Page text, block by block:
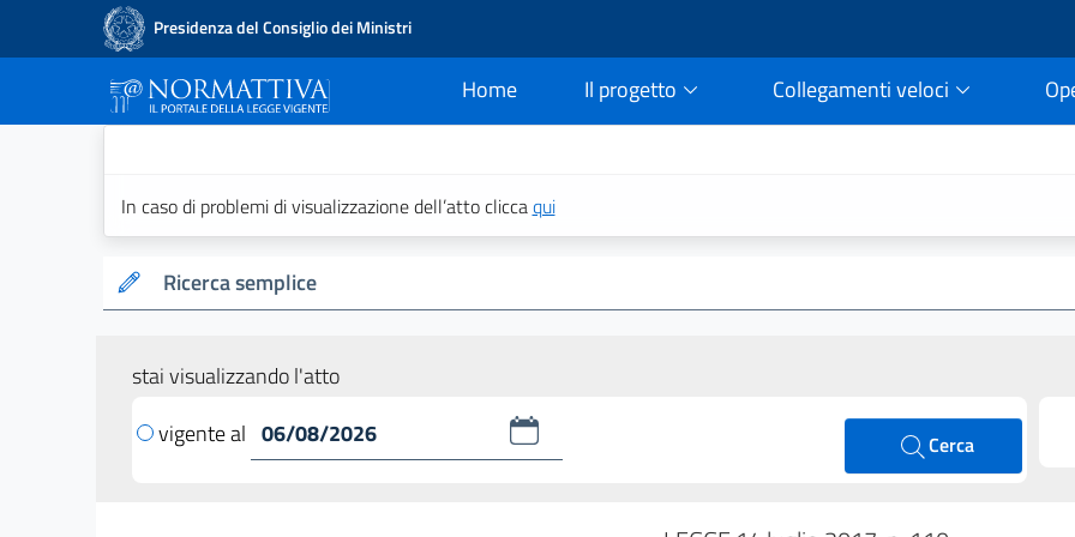
Presidenza del Consiglio dei Ministri
Home
current Il progetto Collegamenti veloci
In caso di problemi di visualizzazione dell’atto cliccaqui
Ricerca semplice
stai visualizzando l'atto
vigente al
Cerca